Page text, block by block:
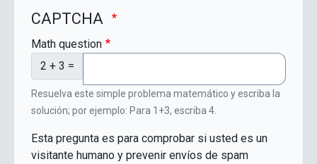
CAPTCHA
Math question
2 + 3 =
Resuelva este simple problema matemático y escriba la
solución; por ejemplo: Para 1+3, escriba 4.
Esta pregunta es para comprobar si usted es un
visitante humano y prevenir envíos de spam